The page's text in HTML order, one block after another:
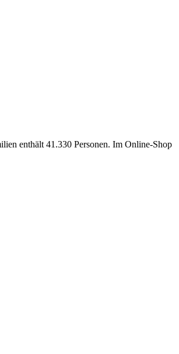
enthält 41.330 Personen. Im Online-Shop